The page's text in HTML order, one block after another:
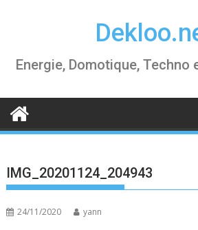
Energie, Domotique, Techno
IMG_20201124_204943
24/11/2020 yann